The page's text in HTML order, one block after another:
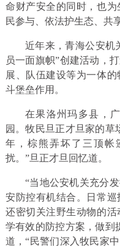
命财产安全的同时，也
民参与、依法护生态、共
近年来，青海公安机
员一面旗帜”创建活动，
展、队伍建设等为一体
斗堡垒作用。
在果洛州玛多县，
园。牧民旦正才旦家的草
年，棕熊弄坏了三顶帐
扰。”旦正才旦回忆道。
“当地公安机关充分
安防控有机结合。日常巡
还密切关注野生动物的
学有效的防控方案，做到
道，“民警们深入牧民家